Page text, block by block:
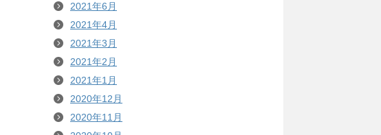
2021年6月
2021年4月
2021年3月
2021年2月
2021年1月
2020年12月
2020年11月